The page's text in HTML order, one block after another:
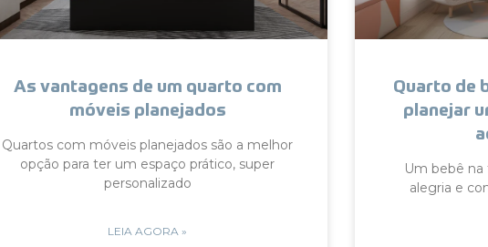
As vantagens de um quarto com
móveis planejados
Quartos com móveis planejados são a melhor
opção para ter um espaço prático, super
personalizado
LEIA AGORA »
Quarto de
planejar
Um bebê
alegria e